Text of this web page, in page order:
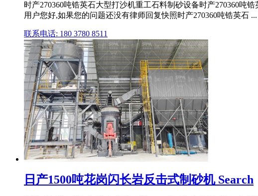
时产270360吨锆英石大型打沙机重工石料制砂设备时产270360吨
用户您好,如果您的问题还没有律师回复快照时产270360吨锆英石 ...
联系电话: 180 3780 8511
日产1500吨花岗闪长岩反击式制砂机 Search